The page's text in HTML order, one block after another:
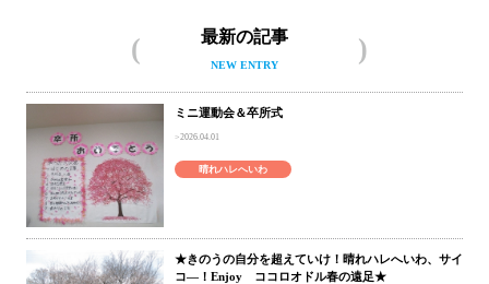
最新の記事
NEW ENTRY
ミニ運動会＆卒所式
2026.04.01
晴れハレへいわ
★きのうの自分を超えていけ！晴れハレへいわ、サイ
コ―！Enjoy ココロオドル春の遠足★